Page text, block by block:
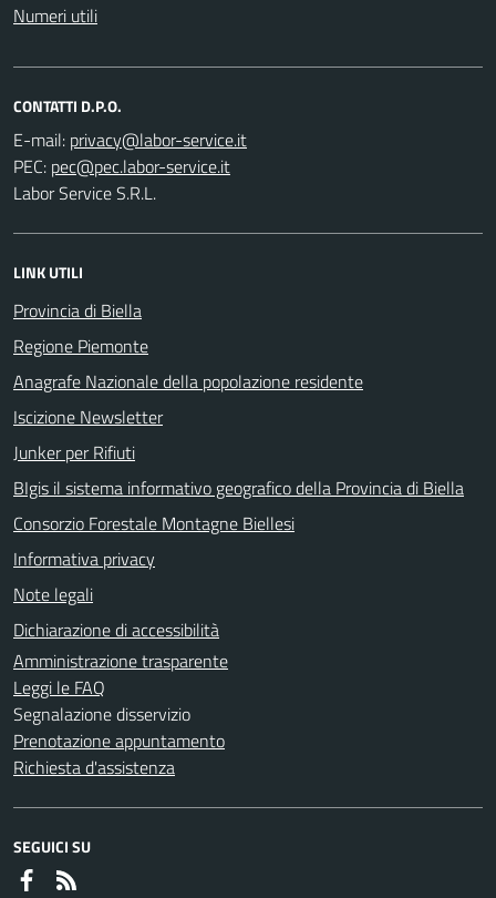
Numeri utili
CONTATTI D.P.O.
E-mail:
PEC:
Labor Service S.R.L.
LINK UTILI
Provincia di Biella
Regione Piemonte
Anagrafe Nazionale della popolazione residente
Iscizione Newsletter
Junker per Rifiuti
BIgis il sistema informativo geografico della Provincia di Biella
Consorzio Forestale Montagne Biellesi
Informativa privacy
Note legali
Dichiarazione di accessibilità
Amministrazione trasparente
Leggi le FAQ
Segnalazione disservizio
Prenotazione appuntamento
Richiesta d'assistenza
SEGUICI SU